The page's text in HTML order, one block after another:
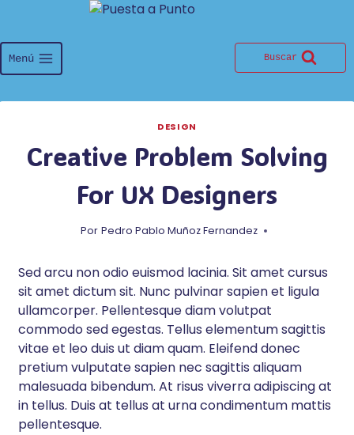
contenido
Menú Buscar
DESIGN
Creative Problem Solving
For UX Designers
Por Pedro Pablo Muñoz Fernandez
Sed arcu non odio euismod lacinia. Sit amet cursus
sit amet dictum sit. Nunc pulvinar sapien et ligula
ullamcorper. Pellentesque diam volutpat
commodo sed egestas. Tellus elementum sagittis
vitae et leo duis ut diam quam. Eleifend donec
pretium vulputate sapien nec sagittis aliquam
malesuada bibendum. At risus viverra adipiscing at
in tellus. Duis at tellus at urna condimentum mattis
pellentesque.